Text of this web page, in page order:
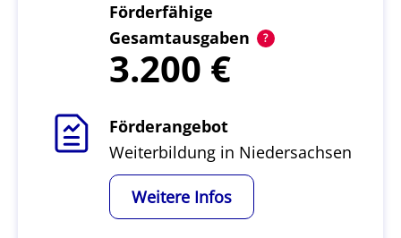
Förderfähige
Gesamtausgaben
3.200
Förderangebot
Weiterbildung in Niedersachsen
Weitere Infos